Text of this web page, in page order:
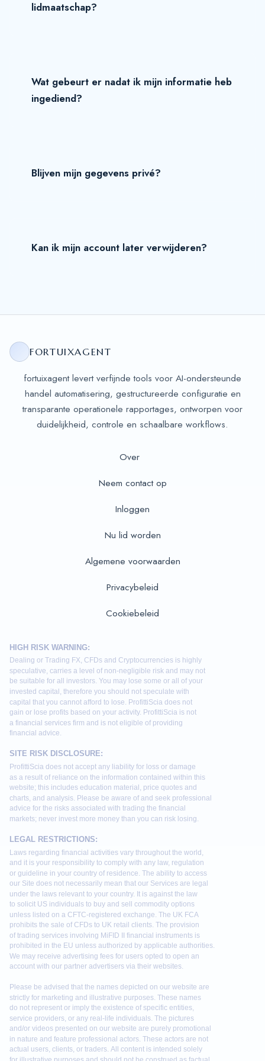
lidmaatschap?
Wat gebeurt er nadat ik mijn informatie heb
ingediend?
Blijven mijn gegevens privé?
Kan ik mijn account later verwijderen?
FORTUIXAGENT
fortuixagent levert verfijnde tools voor AI-ondersteunde
handel automatisering, gestructureerde configuratie en
transparante operationele rapportages, ontworpen voor
duidelijkheid, controle en schaalbare workflows.
Over
Neem contact op
Inloggen
Nu lid worden
Algemene voorwaarden
Privacybeleid
Cookiebeleid